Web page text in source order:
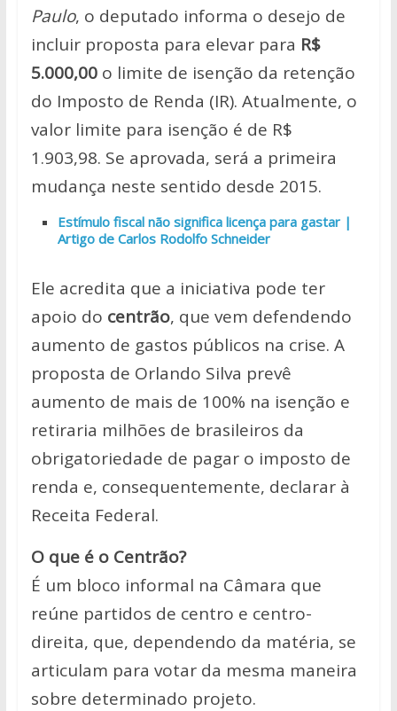
Paulo, o deputado informa o desejo de
incluir proposta para elevar para R$
5.000,00o limite de isenção da retenção
do Imposto de Renda (IR). Atualmente, o
valor limite para isenção é de R$
1.903,98. Se aprovada, será a primeira
mudança neste sentido desde 2015.
Estímulo fiscal não significa licença para gastar |
Artigo de Carlos Rodolfo Schneider
Ele acredita que a iniciativa pode ter
apoio do centrão, que vem defendendo
aumento de gastos públicos na crise. A
proposta de Orlando Silva prevê
aumento de mais de 100% na isenção e
retiraria milhões de brasileiros da
obrigatoriedade de pagar o imposto de
renda e, consequentemente, declarar à
Receita Federal.
O que é o Centrão?
É um bloco informal na Câmara que
reúne partidos de centro e centro-
direita, que, dependendo da matéria, se
articulam para votar da mesma maneira
sobre determinado projeto.